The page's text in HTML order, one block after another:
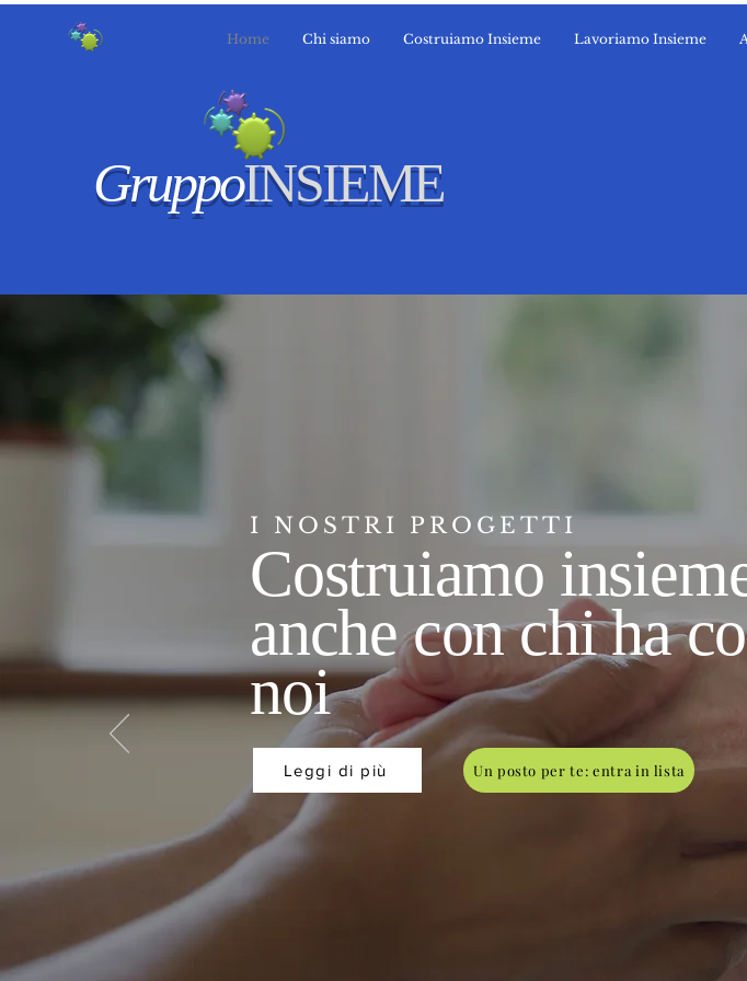
GruppoINSIEME
Home Chi siamo Costruiamo Insieme Lavoriamo Insieme
I NOSTRI PROGETTI
Costruiamo
anche con chi ha
noi
Leggi di più Un posto per te: entra in lista